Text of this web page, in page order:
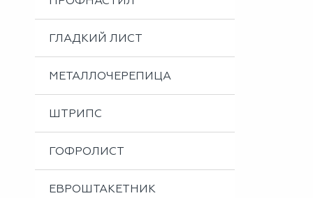
Металлоизделия
Проектирование вентилируемых фасадов
Вальцовка листового металла
ГЛАДКИЙ ЛИСТ
МЕТАЛЛОЧЕРЕПИЦА
ШТРИПС
ГОФРОЛИСТ
ЕВРОШТАКЕТНИК